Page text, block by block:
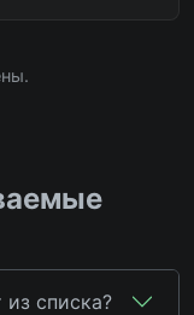
списка?